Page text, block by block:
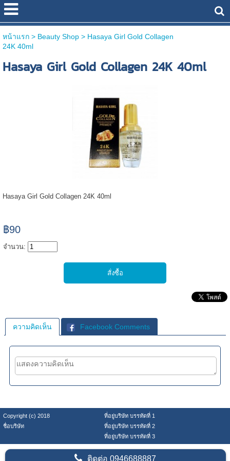
หน้าแรก> Beauty Shop > Hasaya Girl Gold Collagen
24K 40ml
Hasaya Girl Gold Collagen 24K 40ml
Hasaya Girl Gold Collagen 24K 40ml
฿90
จำนวน:
ความคิดเห็น Facebook Comments
Copyright (c) 2018
ที่อยู่บริษัท บรรทัดที่ 1
ชื่อบริษัท
ที่อยู่บริษัท บรรทัดที่ 2
ที่อยู่บริษัท บรรทัดที่ 3
ติดต่อ0946688887